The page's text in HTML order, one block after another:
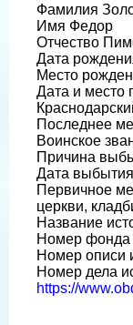
Фамилия
Имя Федор
Отчество
Дата
Место
Дата и место
Последнее
Воинское
Причина
Дата
Первичное
церкви,
Название
Номер фонда
Номер описи
Номер дела
https://